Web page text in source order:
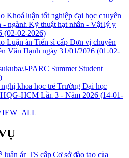
Khoá luận tốt nghiệp đại học chuyên
- ngành Kỹ thuật hạt nhân - Vật lý y
(02-02-2026)
Luận án Tiến sĩ cấp Đơn vị chuyên
Văn Hạnh ngày 31/01/2026 (01-02-
J-PARC Summer Student
khoa học trẻ Trường Đại học
HCM Lần 3 - Năm 2026 (14-01-
án TS cấp Cơ sở đào tạo của